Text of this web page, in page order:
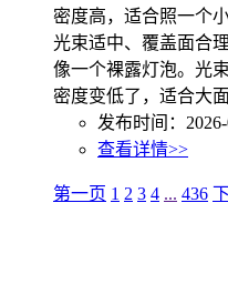
密度高，适合照一个
光束适中、覆盖面合
像一个裸露灯泡。光
密度变低了，适合大
发布时间：
查看详情>>
第一页 1 2 3 4 ... 436